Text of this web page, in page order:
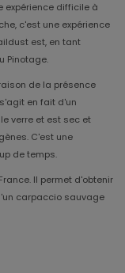
expérience difficile à
c'est une expérience
est, en tant
Pinotage.
de la présence
en fait d'un
verre et est sec et
C'est une
de temps.
Il permet d'obtenir
carpaccio sauvage